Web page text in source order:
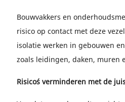
Bouwvakkers en
risico op contact met deze
isolatie werken in gebouwen
zoals leidingen, daken, muren
Risico´s verminderen met de